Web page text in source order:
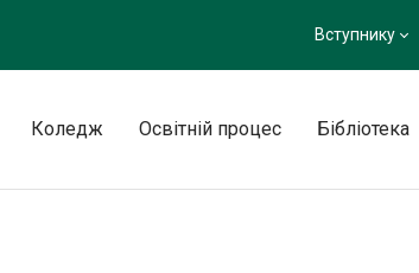
Вступнику
Коледж Освітній процес Бібліотека